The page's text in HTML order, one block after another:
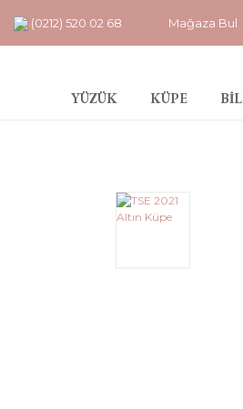
(0212) 520 02 68 Mağaza Bul
YÜZÜK KÜPE